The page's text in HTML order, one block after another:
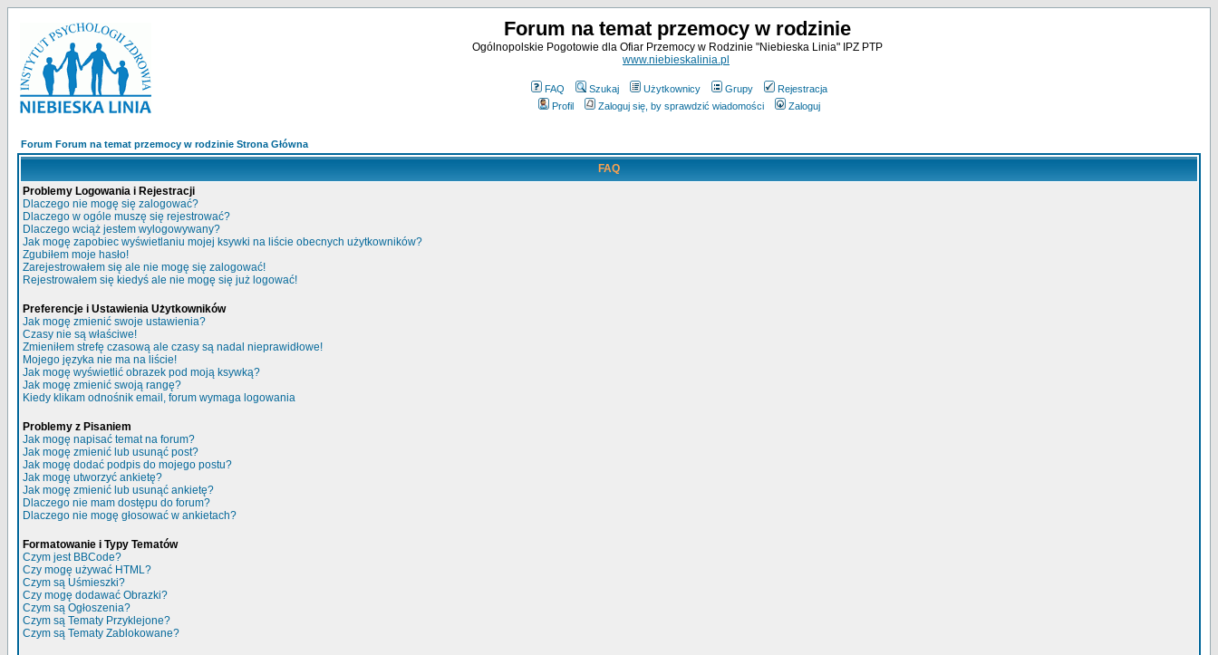
Forum na temat przemocy w rodzinie
Ogólnopolskie Pogotowie dla Ofiar Przemocy w Rodzinie "Niebieska Linia" IPZ PTP
www.niebieskalinia.pl
FAQ Szukaj Użytkownicy Grupy
Rejestracja
Profil
Zaloguj się, by sprawdzić wiadomości Zaloguj
Forum Forum na temat przemocy w rodzinie Strona Główna
FAQ
Problemy Logowania i Rejestracji
Dlaczego nie mogę się zalogować?
Dlaczego w ogóle muszę się rejestrować?
Dlaczego wciąż jestem wylogowywany?
Jak mogę zapobiec wyświetlaniu mojej ksywki na liście obecnych użytkowników?
Zgubiłem moje hasło!
Zarejestrowałem się ale nie mogę się zalogować!
Rejestrowałem się kiedyś ale nie mogę się już logować!
Preferencje i Ustawienia Użytkowników
Jak mogę zmienić swoje ustawienia?
Czasy nie są właściwe!
Zmieniłem strefę czasową ale czasy są nadal nieprawidłowe!
Mojego języka nie ma na liście!
Jak mogę wyświetlić obrazek pod moją ksywką?
Jak mogę zmienić swoją rangę?
Kiedy klikam odnośnik email, forum wymaga logowania
Problemy z Pisaniem
Jak mogę napisać temat na forum?
Jak mogę zmienić lub usunąć post?
Jak mogę dodać podpis do mojego postu?
Jak mogę utworzyć ankietę?
Jak mogę zmienić lub usunąć ankietę?
Dlaczego nie mam dostępu do forum?
Dlaczego nie mogę głosować w ankietach?
Formatowanie i Typy Tematów
Czym jest BBCode?
Czy mogę używać HTML?
Czym są Uśmieszki?
Czy mogę dodawać Obrazki?
Czym są Ogłoszenia?
Czym są Tematy Przyklejone?
Czym są Tematy Zablokowane?